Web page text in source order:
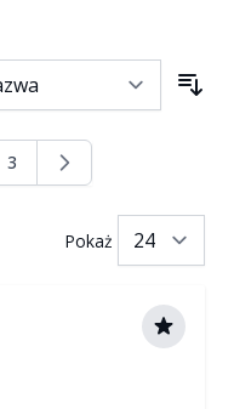
stronę
Strona
3
Pokaż